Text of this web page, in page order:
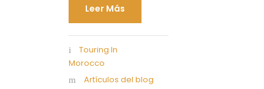
Leer Más
Touring In
Morocco
Artículos del blog